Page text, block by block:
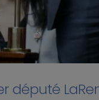
député